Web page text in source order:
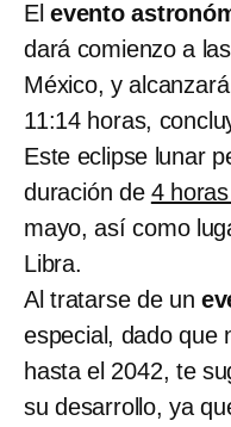
El evento
dará comienzo a
México, y
11:14 horas,
Este eclipse lunar
duración de 4
mayo, así como
Libra.
Al tratarse de un
especial, dado que
hasta el 2042, te
su desarrollo, ya